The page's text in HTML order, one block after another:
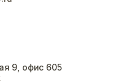
9, офис 605